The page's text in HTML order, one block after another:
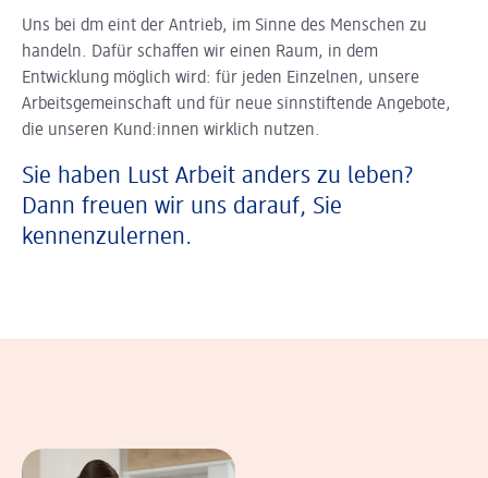
Uns bei dm eint der Antrieb, im Sinne des Menschen zu
handeln. Dafür schaffen wir einen Raum, in dem
Entwicklung möglich wird: für jeden Einzelnen, unsere
Arbeitsgemeinschaft und für neue sinnstiftende Angebote,
die unseren Kund:innen wirklich nutzen.
Sie haben Lust Arbeit anders zu leben?
Dann freuen wir uns darauf, Sie
kennenzulernen.
In einer Bildergalerie sind verschiedene